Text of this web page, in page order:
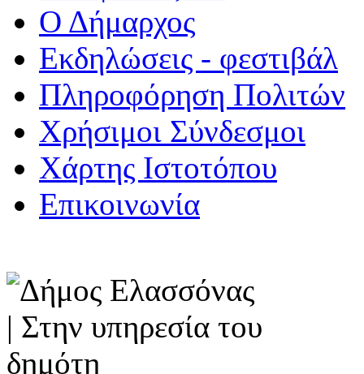
Ο Δήμαρχος
Εκδηλώσεις - φεστιβάλ
Πληροφόρηση Πολιτών
Χρήσιμοι Σύνδεσμοι
Χάρτης Ιστοτόπου
Επικοινωνία